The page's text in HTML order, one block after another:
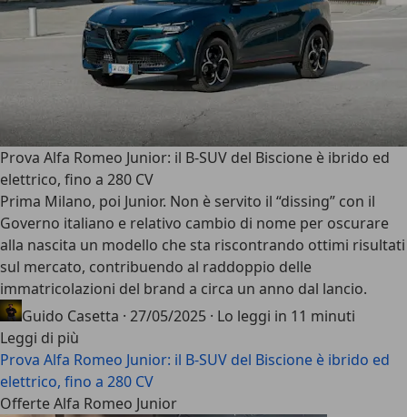
Prova Alfa Romeo Junior: il B-SUV del Biscione è ibrido ed
elettrico, fino a 280 CV
Prima Milano, poi Junior. Non è servito il “dissing” con il
Governo italiano e relativo cambio di nome per oscurare
alla nascita un modello che sta riscontrando ottimi risultati
sul mercato, contribuendo al raddoppio delle
immatricolazioni del brand a circa un anno dal lancio.
Guido Casetta · 27/05/2025 · Lo leggi in 11 minuti
Leggi di più
Prova Alfa Romeo Junior: il B-SUV del Biscione è ibrido ed
elettrico, fino a 280 CV
Offerte Alfa Romeo Junior